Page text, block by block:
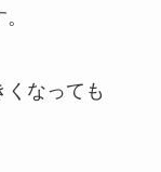
くなっても